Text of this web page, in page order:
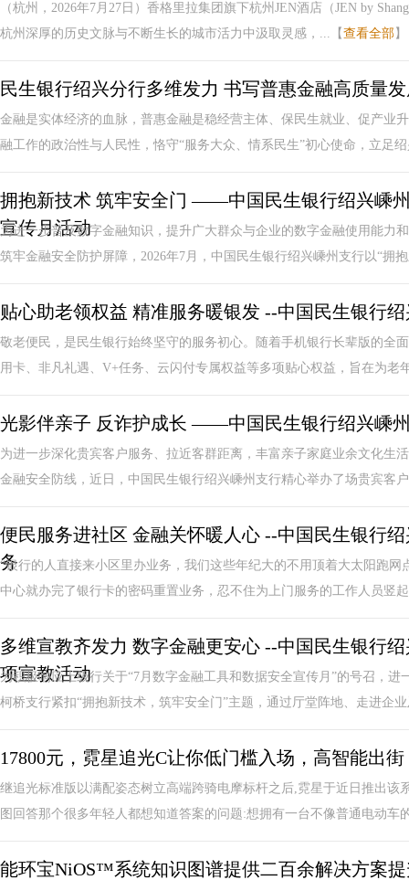
（杭州，2026年7月27日）香格里拉集团旗下杭州JEN酒店（JEN by
杭州深厚的历史文脉与不断生长的城市活力中汲取灵感，...【 查看全部 】
民生银行绍兴分行多维发力 书写普惠金融高质量
金融是实体经济的血脉，普惠金融是稳经营主体、保民生就业、促产业
融工作的政治性与人民性，恪守“服务大众、情系民生”初心使命，立足
拥抱新技术 筑牢安全门 ——中国民生银行绍兴嵊
宣传月活动
为进一步普及数字金融知识，提升广大群众与企业的数字金融使用能力
筑牢金融安全防护屏障，2026年7月，中国民生银行绍兴嵊州支行以“拥
贴心助老领权益 精准服务暖银发 --中国民生银行
敬老便民，是民生银行始终坚守的服务初心。随着手机银行长辈版的全
用卡、非凡礼遇、V+任务、云闪付专属权益等多项贴心权益，旨在为老
光影伴亲子 反诈护成长 ——中国民生银行绍兴嵊
为进一步深化贵宾客户服务、拉近客群距离，丰富亲子家庭业余文化生
金融安全防线，近日，中国民生银行绍兴嵊州支行精心举办了场贵宾客
便民服务进社区 金融关怀暖人心 --中国民生银行
务
“银行的人直接来小区里办业务，我们这些年纪大的不用顶着大太阳跑
中心就办完了银行卡的密码重置业务，忍不住为上门服务的工作人员竖
多维宣教齐发力 数字金融更安心 --中国民生银行
项宣教活动
为积极响应上级行关于“7月数字金融工具和数据安全宣传月”的号召，
柯桥支行紧扣“拥抱新技术，筑牢安全门”主题，通过厅堂阵地、走进企
17800元，霓星追光C让你低门槛入场，高智能出街
继追光标准版以满配姿态树立高端跨骑电摩标杆之后,霓星于近日推出
图回答那个很多年轻人都想知道答案的问题:想拥有一台不像普通电动车
能环宝NiOS™系统知识图谱提供二百余解决方案